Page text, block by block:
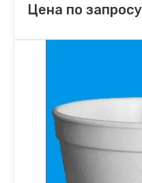
Цена по запросу